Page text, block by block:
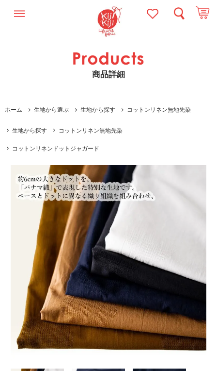
商品詳細
ホーム 生地から選ぶ 生地から探す コットンリネン無地先染
生地から探す コットンリネン無地先染
コットンリネンドットジャガード